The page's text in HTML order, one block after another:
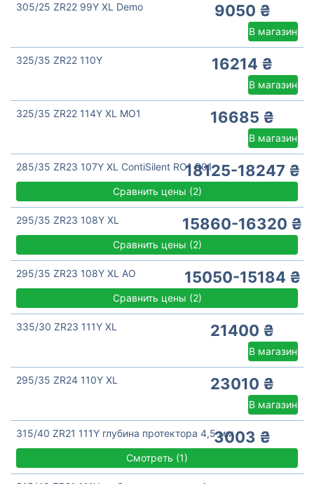
305/25 ZR22 99Y XL Demo 9050 ₴
В магазин
325/35 ZR22 110Y 16214 ₴
В магазин
325/35 ZR22 114Y XL MO1 16685 ₴
В магазин
285/35 ZR23 107Y XL ContiSilent RO1 R0118125-18247 ₴
Сравнить цены (2)
295/35 ZR23 108Y XL 15860-16320 ₴
Сравнить цены (2)
295/35 ZR23 108Y XL AO 15050-15184 ₴
Сравнить цены (2)
335/30 ZR23 111Y XL 21400 ₴
В магазин
295/35 ZR24 110Y XL 23010 ₴
В магазин
315/40 ZR21 111Y глубина протектора 4,5 мм3003 ₴
Смотреть (1)